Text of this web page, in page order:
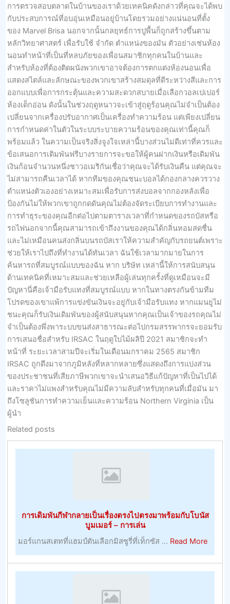
การตรวจสอบตลาดในบ้านของเราด้วยเทคนิคดังกล่าวที่คุณจะได้พบ
กับประสบการณ์ที่อบอุ่นเหมือนอยู่บ้านโดยรวมอย่างแน่นอนที่ตั้ง
ของ Marvel Brisa นอกจากนั้นกลยุทธ์การปูพื้นก็ถูกสร้างขึ้นตาม
หลักวิทยาศาสตร์ เพื่อรับใช้ จำกัด ตำแหน่งของมัน ตัวอย่างเช่นห้อง
นอนทำหน้าที่เป็นที่หลบภัยของเพื่อนสมาชิกทุกคนในบ้านและ
สำหรับห้องที่ต้องติดผนังพวกเขาอาจต้องการตกแต่งห้องนอนเพื่อ
แสดงสไตล์และลักษณะของพวกเขาสร้างสมดุลที่ดีระหว่างสีและการ
ออกแบบเพื่อการกระตุ้นและความสะดวกสบายเมื่อเลือกวอลเปเปอร์
ห้องเด็กอ่อน ดังนั้นในช่วงฤดูหนาวจะเข้าสู่ฤดูร้อนคุณไม่จำเป็นต้อง
เปลี่ยนจากเครื่องปรับอากาศเป็นเครื่องทำความร้อน แต่เพียงเปลี่ยน
การกำหนดค่าในตัวในระบบระบายความร้อนของคุณเท่านี้คุณก็
พร้อมแล้ว ในความเป็นจริงสิ่งจูงใจเหล่านี้บางส่วนไม่ดีเท่าที่ควรและ
ข้อเสนอการเดิมพันฟรีบางรายการจะขอให้ผู้คนฝากเงินหรือเดิมพัน
เงินก้อนจำนวนหนึ่งชาวอเมริกันเชื่อว่าคุณจะได้รับเงินคืน แต่คุณจะ
ไม่สามารถคืนเวลาได้ หากทีมของคุณชนะบอลได้กองกลางควรวาง
ตำแหน่งตัวเองอย่างเหมาะสมเพื่อรับการส่งบอลจากกองหลังเพื่อ
ป้องกันไม่ให้พวกเขาถูกกดดันคุณไม่ต้องจัดระเบียบการทำงานและ
การทำธุระของคุณอีกต่อไปตามตารางเวลาที่กำหนดของรถบัสหรือ
รถไฟนอกจากนี้คุณสามารถเข้าถึงงานของคุณได้กลิ่นหอมสดชื่น
และไม่เหมือนคนส่งกลิ่นบนรถบัสเราให้ความสำคัญกับรถยนต์เพราะ
ช่วยให้เราไปถึงที่ทำงานได้ทันเวลา ฉันใช้เวลามากมายในการ
ค้นหารถที่สมบูรณ์แบบของฉัน หาก บริษัท เหล่านี้ให้การสนับสนุน
ด้านเทคนิคที่เหมาะสมและช่วยเหลือผู้เล่นทุกครั้งที่ดูเหมือนจะมี
ปัญหานี่คือเจ้ามือรับแทงที่สมบูรณ์แบบ หากในทางตรงกันข้ามทีม
โปรดของเขาแพ้การแข่งขันเงินจะอยู่กับเจ้ามือรับแทง หากแมนยูไม่
ชนะคุณก็รับเงินเดิมพันของผู้สนับสนุนหากคุณเป็นเจ้าของรถคุณไม่
จำเป็นต้องพึ่งพาระบบขนส่งสาธารณะต่อไปกรมสรรพากรจะยอมรับ
การเสนอชื่อสำหรับ IRSAC ในฤดูใบไม้ผลิปี 2021 สมาชิกจะทำ
หน้าที่ ระยะเวลาสามปีจะเริ่มในเดือนมกราคม 2565 สมาชิก
IRSAC ถูกดึงมาจากภูมิหลังที่หลากหลายซึ่งแสดงถึงการแบ่งส่วน
ของประชาชนที่เสียภาษีพวกเขาจะนำเสนอวิธีแก้ปัญหาที่เป็นไปได้
และราคาไม่แพงสำหรับคุณไม่มีความลับสำหรับทุกคนที่เมื่อมัน มา
ถึงโซลูชันการทำความเย็นและความร้อน Northern Virginia เป็น
ผู้นำ
Related posts
การเดิมพันกีฬากลายเป็นเรื่องตรงไปตรงมาพร้อมกับโบนัส
บูมเมอร์ – การเล่น
มอร์แกนสเตทที่แฮมป์ตันเลือกมิสซูรี่ที่เท็กซัส ... Read Moreabout
เดิม